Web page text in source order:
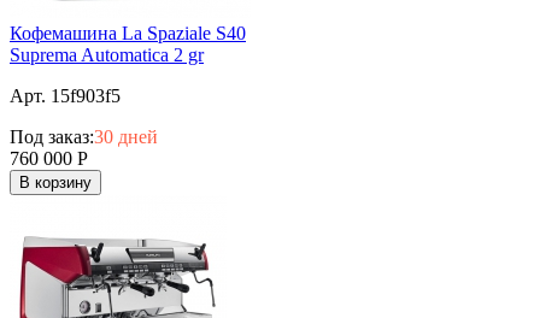
Кофемашина La Spaziale S40
Suprema Automatica 2 gr
Арт. 15f903f5
Под заказ:30 дней
760 000 Р
В корзину